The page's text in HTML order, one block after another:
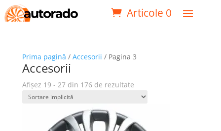
Articole 0
Prima pagină / Accesorii / Pagina 3
Accesorii
Afișez 19 - 27 din 176 de rezultate